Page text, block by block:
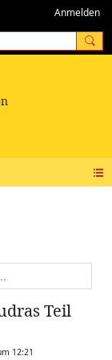
Anmelden
Teil
12:21